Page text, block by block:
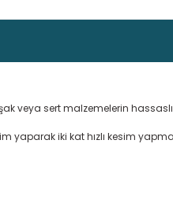
veya sert malzemelerin
yaparak iki kat hızlı kesim